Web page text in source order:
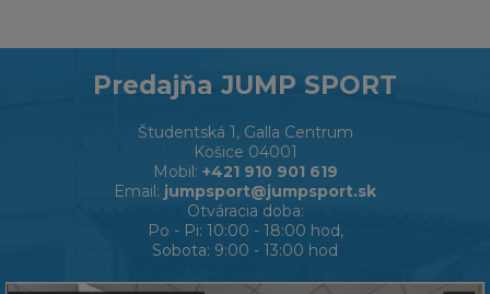
Predajňa JUMP SPORT
Študentská 1, Galla Centrum
Košice 04001
Mobil: +421 910 901 619
Email: jumpsport@jumpsport.sk
Otváracia doba:
Po - Pi: 10:00 - 18:00 hod,
Sobota: 9:00 - 13:00 hod